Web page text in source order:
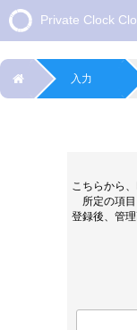
Private Clock
入力
こちらから
所定の項
登録後、管